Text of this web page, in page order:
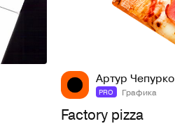
Артур Чепурко
PRO Графика
Factory pizza